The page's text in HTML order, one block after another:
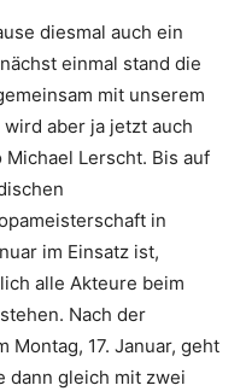
diesmal auch ein
einmal stand die
mit unserem
aber ja jetzt auch
Lerscht. Bis auf
in
im Einsatz ist,
alle Akteure beim
Nach der
Montag, 17. Januar, geht
dann gleich mit zwei